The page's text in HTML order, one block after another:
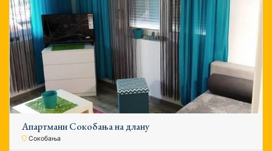
Апартмани Сокобања на длану
Сокобања